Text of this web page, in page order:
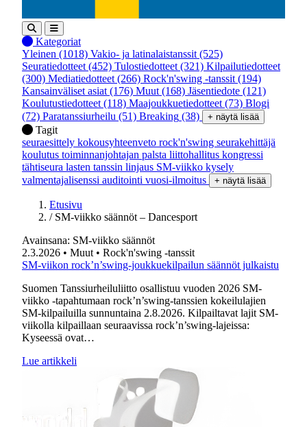
Kategoriat
Yleinen (1018) Vakio- ja latinalaistanssit (525)
Seuratiedotteet (452) Tulostiedotteet (321) Kilpailutiedotteet
(300) Mediatiedotteet (266) Rock'n'swing -tanssit (194)
Kansainväliset asiat (176) Muut (168) Jäsentiedote (121)
Koulutustiedotteet (118) Maajoukkuetiedotteet (73) Blogi
(72) Paratanssiurheilu (51) Breaking (38) + näytä lisää
Tagit
seuraesittely kokousyhteenveto rock'n'swing seurakehittäjä
koulutus toiminnanjohtajan palsta liittohallitus kongressi
tähtiseura lasten tanssin linjaus SM-viikko kysely
valmentajalisenssi auditointi vuosi-ilmoitus + näytä lisää
Etusivu
/ SM-viikko säännöt – Dancesport
Avainsana: SM-viikko säännöt
2.3.2026 • Muut • Rock'n'swing -tanssit
SM-viikon rock’n’swing-joukkuekilpailun säännöt julkaistu
Suomen Tanssiurheiluliitto osallistuu vuoden 2026 SM-
viikko -tapahtumaan rock’n’swing-tanssien kokeilulajien
SM-kilpailuilla sunnuntaina 2.8.2026. Kilpailtavat lajit SM-
viikolla kilpaillaan seuraavissa rock’n’swing-lajeissa:
Kyseessä ovat…
Lue artikkeli